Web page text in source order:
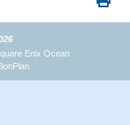
Enix Ocean